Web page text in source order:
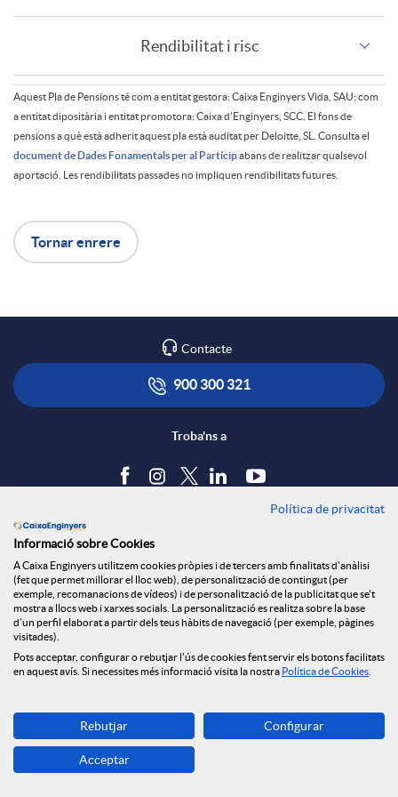
2
s
d
e
t
l
l
e
Rendibilitat i risc
P
i
e
u
r
b
o
n
d
Aquest Pla de Pensions té com a entitat gestora: Caixa Enginyers Vida, SAU; com
a entitat dipositària i entitat promotora: Caixa d'Enginyers, SCC. El fons de
pensions a què està adherit aquest pla està auditat per Deloitte, SL. Consulta el
document de Dades Fonamentals per al Partícipabans de realitzar qualsevol
aportació. Les rendibilitats passades no impliquen rendibilitats futures.
b
o
t
n
v
o
l
v
e
Tornar enrere
Contacte
900 300 321
Troba'ns a
Política de cookies
Avís legal
Seguretat Online
Canal denúncies
Descarrega-la ara
Banca MOBILE
© Caixa Enginyers 2026
Política de privacitat
Informació sobre Cookies
A Caixa Enginyers utilitzem cookies pròpies i de tercers amb finalitats d'anàlisi
(fet que permet millorar el lloc web), de personalització de contingut (per
exemple, recomanacions de vídeos) i de personalització de la publicitat que se't
mostra a llocs web i xarxes socials. La personalització es realitza sobre la base
d'un perfil elaborat a partir dels teus hàbits de navegació (per exemple, pàgines
visitades).
Pots acceptar, configurar o rebutjar l'ús de cookies fent servir els botons facilitats
en aquest avís. Si necessites més informació visita la nostra Política de Cookies
Rebutjar Configurar
Acceptar